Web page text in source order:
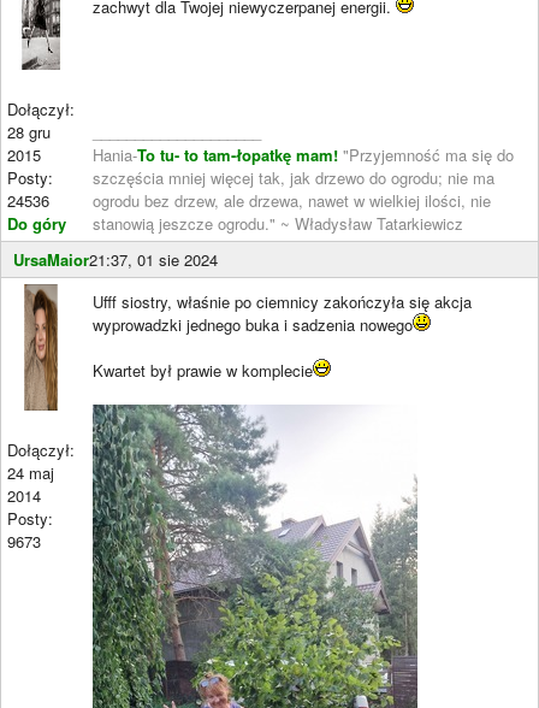
Dołączył:
28 gru
2015
Posty:
24536
Do góry
zachwyt dla Twojej niewyczerpanej energii.
Hania-To tu- to tam-łopatkę mam! "Przyjemność ma się do
szczęścia mniej więcej tak, jak drzewo do ogrodu; nie ma
ogrodu bez drzew, ale drzewa, nawet w wielkiej ilości, nie
stanowią jeszcze ogrodu." ~ Władysław Tatarkiewicz
UrsaMaior21:37, 01 sie 2024
Dołączył:
24 maj
2014
Posty:
9673
Ufff siostry, właśnie po ciemnicy zakończyła się akcja
wyprowadzki jednego buka i sadzenia nowego
Kwartet był prawie w komplecie